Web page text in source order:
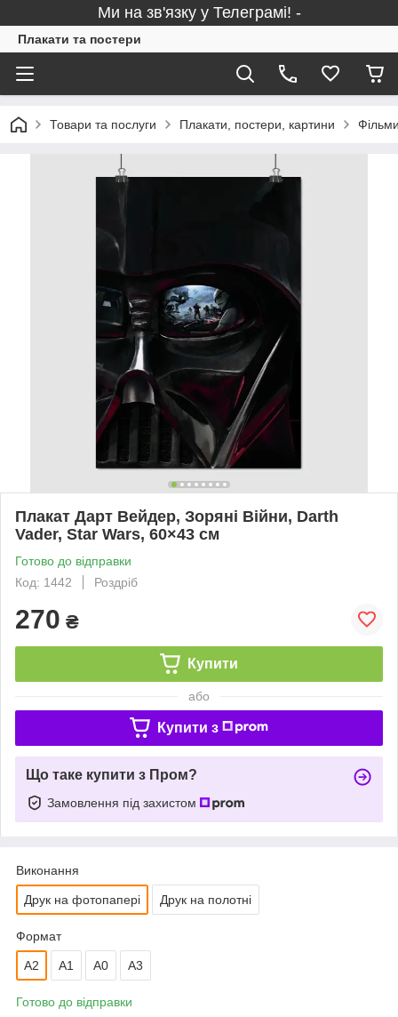
Ми на зв'язку у Телеграмі! -
Плакати та постери
Товари та послуги Плакати, постери, картини
Плакат Дарт Вейдер, Зоряні Війни, Darth
Vader, Star Wars, 60×43 см
Готово до відправки
Код: 1442
Роздріб
270 ₴
Купити
або
Купити з
Що таке купити з Пром?
Замовлення під захистом
Виконання
Друк на фотопапері Друк на полотні
Формат
A2 А1 A0 A3
Готово до відправки